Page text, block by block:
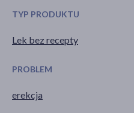
TYP PRODUKTU
Lek bez recepty
PROBLEM
erekcja